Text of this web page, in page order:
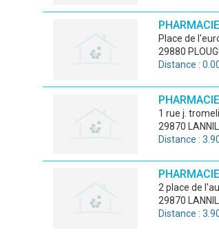
place de
29880
Distance :
1 rue j.
29870
Distance :
2 place de
29870
Distance :